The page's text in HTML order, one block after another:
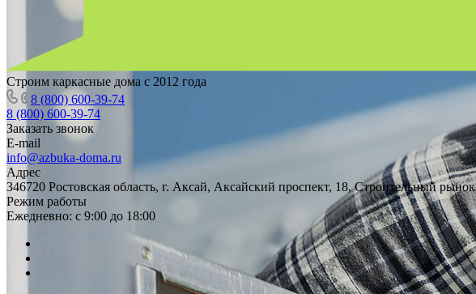
Строим каркасные дома с 2012 года
8 (800) 600-39-74
8 (800) 600-39-74
Заказать звонок
E-mail
info@azbuka-doma.ru
Адрес
346720 Ростовская область, г. Аксай, Аксайский проспект, 18, Строительный рынок
Режим работы
Ежедневно: с 9:00 до 18:00